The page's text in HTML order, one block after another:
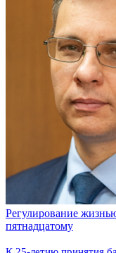
Регулирование
пятнадцатому